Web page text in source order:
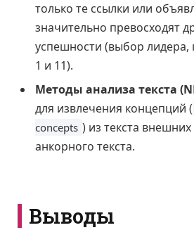
только те ссылки или
значительно превосходят
успешности (выбор лидера,
1 и 11).
Методы анализа текста
для извлечения концепций (
concepts ) из текста
анкорного текста.
Выводы